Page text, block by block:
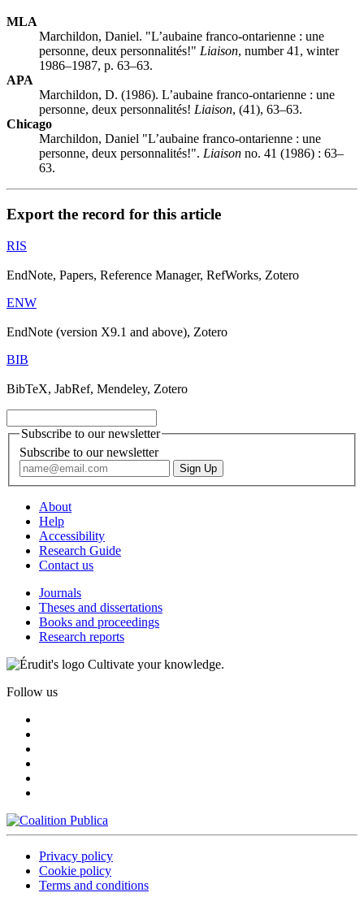
MLA
Marchildon, Daniel. "L’aubaine franco-ontarienne : une
personne, deux personnalités!" Liaison, number 41, winter
1986–1987, p. 63–63.
APA
Marchildon, D. (1986). L’aubaine franco-ontarienne : une
personne, deux personnalités! Liaison, (41), 63–63.
Chicago
Marchildon, Daniel "L’aubaine franco-ontarienne : une
personne, deux personnalités!". Liaison no. 41 (1986) : 63–
63.
Export the record for this article
RIS
EndNote, Papers, Reference Manager, RefWorks, Zotero
ENW
EndNote (version X9.1 and above), Zotero
BIB
BibTeX, JabRef, Mendeley, Zotero
Subscribe to our newsletter
Subscribe to our newsletter
About
Help
Accessibility
Research Guide
Contact us
Journals
Theses and dissertations
Books and proceedings
Research reports
Cultivate your knowledge.
Follow us
Privacy policy
Cookie policy
Terms and conditions